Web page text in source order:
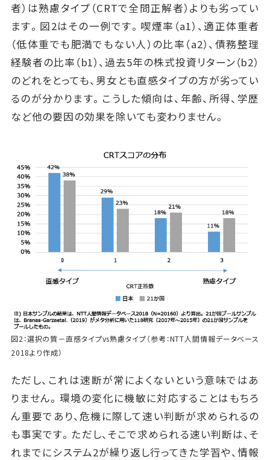
者）は熟慮タイプ（CRTで全問正解者）よりも劣ってい
ます。図2はその一例です。喫煙率（a1）、適正体重者
（低体重でも肥満でもない人）の比率（a2）、債務整理
経験者の比率（b1）、過去5年の株式投資リターン（b2）
のどれをとっても、男女とも直感タイプの方が劣ってい
るのが分かります。こうした傾向は、年齢、所得、学歴
など他の要因の効果を除いても変わりません。
図2：選択の質－直感タイプvs熟慮タイプ（参考：NTT人間情報データベース
2018より作成）
ただし、これは速断が常によくないという意味ではあ
りません。環境の変化に機敏に対応することはもちろ
ん重要であり、危機に際して速い判断が求められるの
も事実です。ただし、そこで求められる速い判断は、そ
れまでにシステム2が繰り返し行ってきた学習や、情報